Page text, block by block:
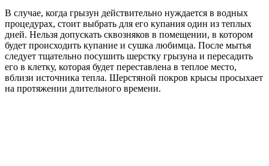
В случае, когда грызун действительно нуждается в водных
процедурах, стоит выбрать для его купания один из теплых
дней. Нельзя допускать сквозняков в помещении, в котором
будет происходить купание и сушка любимца. После мытья
следует тщательно посушить шерстку грызуна и пересадить
его в клетку, которая будет переставлена в теплое место,
вблизи источника тепла. Шерстяной покров крысы просыхает
на протяжении длительного времени.